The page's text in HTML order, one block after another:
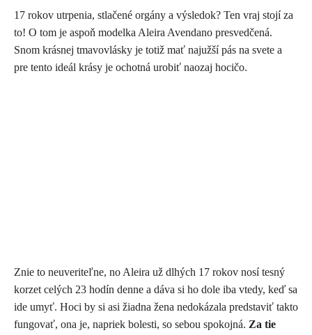
17 rokov utrpenia, stlačené orgány a výsledok? Ten vraj stojí za
to! O tom je aspoň modelka Aleira Avendano presvedčená.
Snom krásnej tmavovlásky je totiž mať najužší pás na svete a
pre tento ideál krásy je ochotná urobiť naozaj hocičo.
Znie to neuveriteľne, no Aleira už dlhých 17 rokov nosí tesný
korzet celých 23 hodín denne a dáva si ho dole iba vtedy, keď sa
ide umyť. Hoci by si asi žiadna žena nedokázala predstaviť takto
fungovať, ona je, napriek bolesti, so sebou spokojná. Za tie